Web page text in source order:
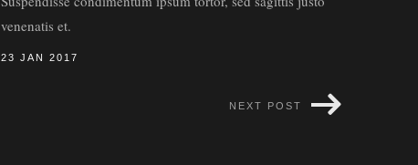
venenatis et.
23 JAN 2017
NEXT POST